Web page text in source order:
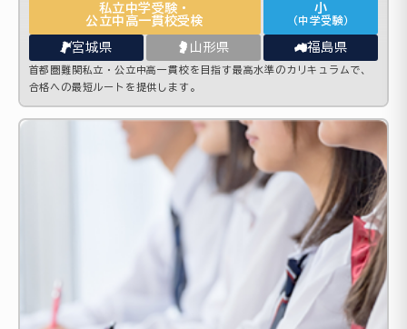
私立中学受験・
公立中高一貫校受検
小
（中学受験）
宮城県 山形県 福島県
首都圏難関私立・公立中高一貫校を目指す最高水準のカリキュラムで、
合格への最短ルートを提供します。